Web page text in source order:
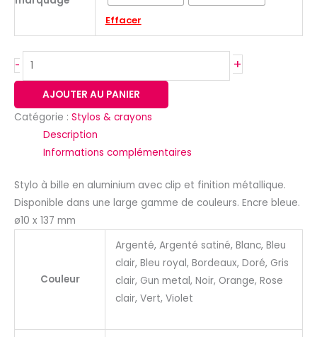
Effacer
- +
AJOUTER AU PANIER
Catégorie : Stylos & crayons
Description
Informations complémentaires
Stylo à bille en aluminium avec clip et finition métallique.
Disponible dans une large gamme de couleurs. Encre bleue.
ø10 x 137 mm
Couleur
Argenté, Argenté satiné, Blanc, Bleu
clair, Bleu royal, Bordeaux, Doré, Gris
clair, Gun metal, Noir, Orange, Rose
clair, Vert, Violet